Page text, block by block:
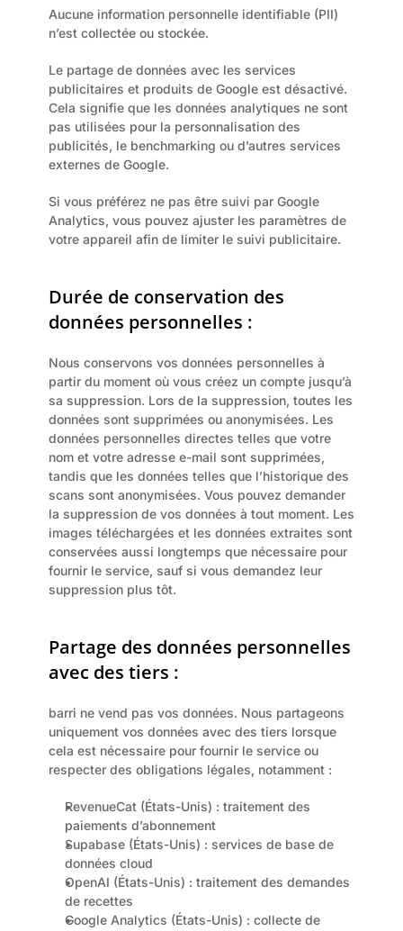
Aucune information personnelle identifiable (PII)
n’est collectée ou stockée.
Le partage de données avec les services
publicitaires et produits de Google est désactivé.
Cela signifie que les données analytiques ne sont
pas utilisées pour la personnalisation des
publicités, le benchmarking ou d’autres services
externes de Google.
Si vous préférez ne pas être suivi par Google
Analytics, vous pouvez ajuster les paramètres de
votre appareil afin de limiter le suivi publicitaire.
Durée de conservation des
données personnelles :
Nous conservons vos données personnelles à
partir du moment où vous créez un compte jusqu’à
sa suppression. Lors de la suppression, toutes les
données sont supprimées ou anonymisées. Les
données personnelles directes telles que votre
nom et votre adresse e-mail sont supprimées,
tandis que les données telles que l’historique des
scans sont anonymisées. Vous pouvez demander
la suppression de vos données à tout moment. Les
images téléchargées et les données extraites sont
conservées aussi longtemps que nécessaire pour
fournir le service, sauf si vous demandez leur
suppression plus tôt.
Partage des données personnelles
avec des tiers :
barri ne vend pas vos données. Nous partageons
uniquement vos données avec des tiers lorsque
cela est nécessaire pour fournir le service ou
respecter des obligations légales, notamment :
RevenueCat (États-Unis) : traitement des
paiements d’abonnement
Supabase (États-Unis) : services de base de
données cloud
OpenAI (États-Unis) : traitement des demandes
de recettes
Google Analytics (États-Unis) : collecte de